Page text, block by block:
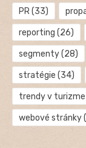
PR(33)
reporting (26)
segmenty(28)
stratégie (34)
trendy v turizme
webové stránky